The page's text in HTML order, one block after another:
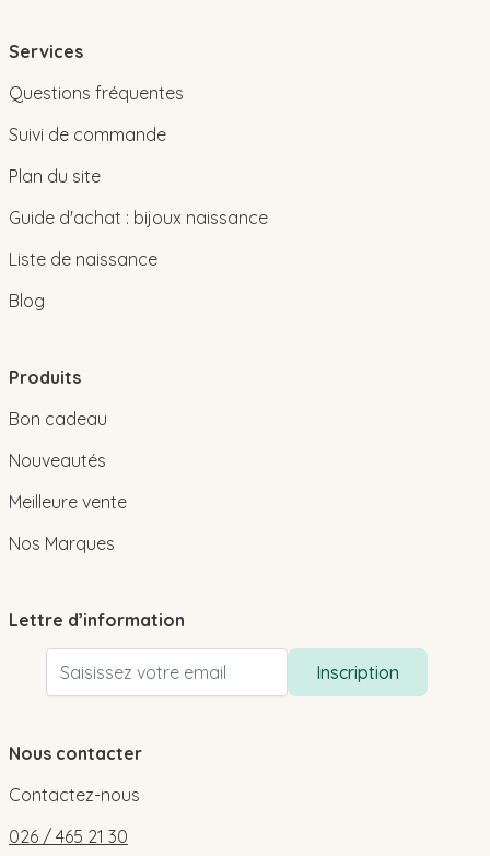
Services
Questions fréquentes
Suivi de commande
Plan du site
Guide d'achat : bijoux naissance
Liste de naissance
Blog
Produits
Bon cadeau
Nouveautés
Meilleure vente
Nos Marques
Lettre d’information
Adresse email
Inscription
Nous contacter
Contactez-nous
026 / 465 21 30